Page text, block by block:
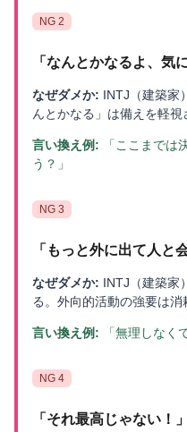
NG 2
「 なんとかなるよ、気
なぜダメか: INTJ（建築家
んとかなる」は備えを軽視
言い換え例:
「ここまで
う？」
NG 3
「 もっと外に出て人と
なぜダメか: INTJ（建築家
る。外向的活動の強要は消
言い換え例: 「無理しなく
NG 4
「 それ最高じゃない！ 」